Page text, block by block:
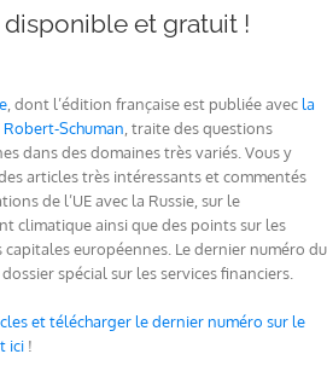
disponible et gratuit !
, dont l’édition française est publiée avec la
Schuman , traite des questions
dans des domaines très variés. Vous y
articles très intéressants et commentés
de l’UE avec la Russie, sur le
climatique ainsi que des points sur les
européennes. Le dernier numéro du
spécial sur les services financiers.
et télécharger le dernier numéro sur le
ici !